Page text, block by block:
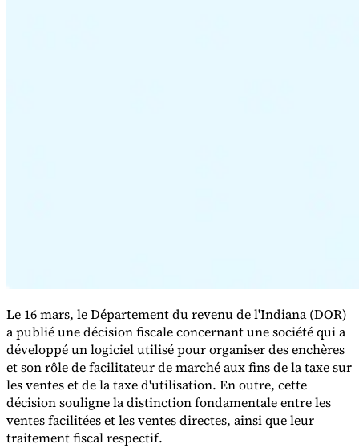
Le 16 mars, le Département du revenu de l'Indiana (DOR)
a publié une décision fiscale concernant une société qui a
développé un logiciel utilisé pour organiser des enchères
et son rôle de facilitateur de marché aux fins de la taxe sur
les ventes et de la taxe d'utilisation. En outre, cette
décision souligne la distinction fondamentale entre les
ventes facilitées et les ventes directes, ainsi que leur
traitement fiscal respectif.